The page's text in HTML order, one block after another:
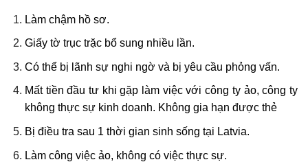
Làm chậm hồ sơ.
Giấy tờ trục trặc bổ sung nhiều lần.
Có thể bị lãnh sự nghi ngờ và bị yêu cầu phỏng vấn.
Mất tiền đầu tư khi gặp làm việc với công ty ảo, công ty
không thực sự kinh doanh. Không gia hạn được thẻ
Bị điều tra sau 1 thời gian sinh sống tại Latvia.
Làm công việc ảo, không có việc thực sự.